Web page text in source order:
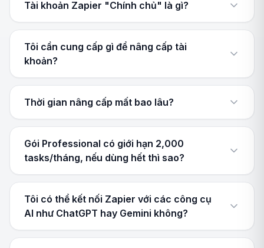
Tài khoản Zapier "Chính chủ" là gì?
Tôi cần cung cấp gì để nâng cấp tài
khoản?
Thời gian nâng cấp mất bao lâu?
Gói Professional có giới hạn 2,000
tasks/tháng, nếu dùng hết thì sao?
Tôi có thể kết nối Zapier với các công cụ
AI như ChatGPT hay Gemini không?